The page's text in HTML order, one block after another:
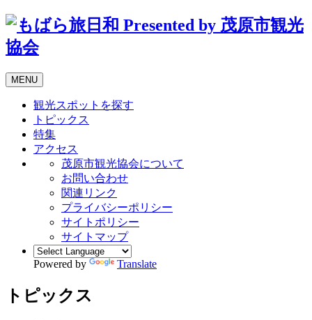
MENU
観光スポットを探す
トピックス
特集
アクセス
茂原市観光協会について
お問い合わせ
関連リンク
プライバシーポリシー
サイトポリシー
サイトマップ
Powered by Translate
トピックス